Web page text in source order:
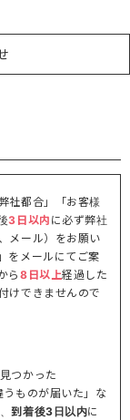
社都合」「お客様
3日以内 に必ず弊社
メール）をお願い
をメールにてご案
ら 8日以上経過した
けできませんので
つかった
ものが届いた」な
到着後3日以内に